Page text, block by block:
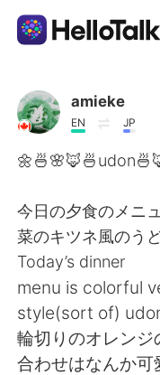
App di scambio
AI Grammar
English
繁體中文
العربية
amieke
EN JP
今日の夕食のメニ
菜のキツネ風のう
Today’s dinner
menu is colorful
style(sort of)
輪切りのオレン
合わせはなんか可